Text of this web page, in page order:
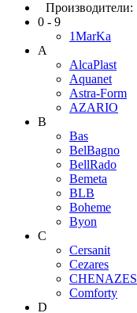
Производители:
0 - 9
1MarKa
A
AlcaPlast
Aquanet
Astra-Form
AZARIO
B
Bas
BelBagno
BellRado
Bemeta
BLB
Boheme
Byon
C
Cersanit
Cezares
CHENAZES
Comforty
D